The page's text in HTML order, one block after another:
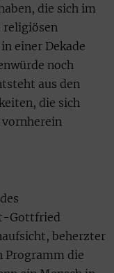
die sich im
religiösen
einer Dekade
noch
aus den
die sich
Gottfried
beherzter
Programm die